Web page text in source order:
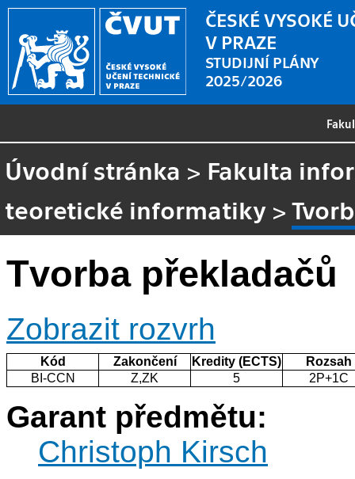
ČESKÉ VYSOKÉ
V PRAZE
STUDIJNÍ PLÁNY
2025/2026
Úvodní stránka > Fakulta
teoretické informatiky >
Tvorba překladačů
Zobrazit rozvrh
Kód Zakončení Kredity (ECTS)
Rozsah
BI-CCN
Z,ZK 5 2P+1C
Garant předmětu:
Christoph Kirsch